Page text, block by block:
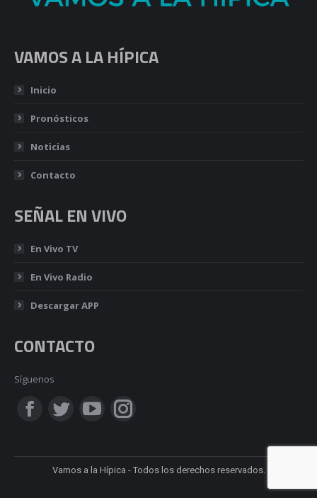
VAMOS A LA HÍPICA
Inicio
Pronósticos
Noticias
Contacto
SEÑAL EN VIVO
En Vivo TV
En Vivo Radio
Descargar APP
CONTACTO
Síguenos
Encuéntranos en:
Facebook
opens
Twitter
opens
YouTube
opens
Instagram
opens
Vamos a la Hípica - Todos los derechos reservados.